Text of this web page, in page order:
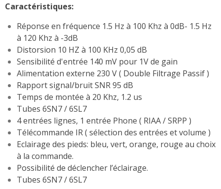
Caractéristiques:
Réponse en fréquence 1.5 Hz à 100 Khz à 0dB- 1.5 Hz
à 120 Khz à -3dB
Distorsion 10 HZ à 100 KHz 0,05 dB
Sensibilité d'entrée 140 mV pour 1V de gain
Alimentation externe 230 V ( Double Filtrage Passif )
Rapport signal/bruit SNR 95 dB
Temps de montée à 20 Khz, 1.2 us
Tubes 6SN7 / 6SL7
4 entrées lignes, 1 entrée Phone ( RIAA / SRPP )
Télécommande IR ( sélection des entrées et volume )
Eclairage des pieds: bleu, vert, orange, rouge au choix
à la commande.
Possibilité de déclencher l’éclairage.
Tubes 6SN7 / 6SL7